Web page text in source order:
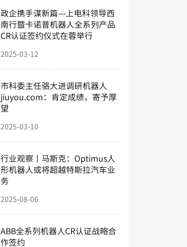
政企携手谋新篇---上电科领导西
南行暨卡诺普机器人全系列产品
CR认证签约仪式在蓉举行
2025-03-12
市科委主任骆大进调研机器人
jiuyou.com：肯定成绩，寄予厚
望
2025-03-10
行业观察丨马斯克：Optimus人
形机器人或将超越特斯拉汽车业
务
2025-08-06
ABB全系列机器人CR认证战略合
作签约